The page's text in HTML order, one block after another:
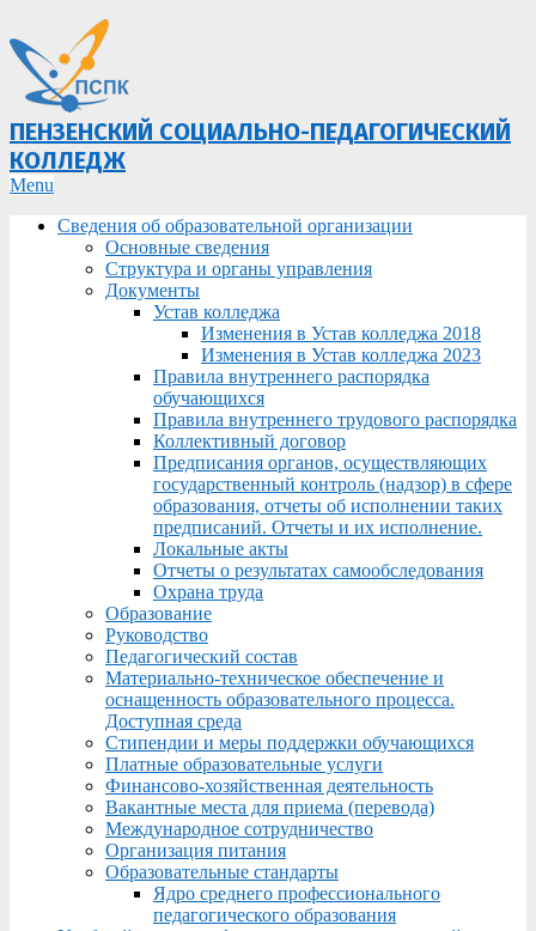
ПЕНЗЕНСКИЙ СОЦИАЛЬНО-ПЕДАГОГИЧЕСКИЙ
КОЛЛЕДЖ
Primary
Menu
Menu
Сведения об образовательной организации
Основные сведения
Структура и органы управления
Документы
Устав колледжа
Изменения в Устав колледжа 2018
Изменения в Устав колледжа 2023
Правила внутреннего распорядка
обучающихся
Правила внутреннего трудового распорядка
Коллективный договор
Предписания органов, осуществляющих
государственный контроль (надзор) в сфере
образования, отчеты об исполнении таких
предписаний. Отчеты и их исполнение.
Локальные акты
Отчеты о результатах самообследования
Охрана труда
Образование
Руководство
Педагогический состав
Материально-техническое обеспечение и
оснащенность образовательного процесса.
Доступная среда
Стипендии и меры поддержки обучающихся
Платные образовательные услуги
Финансово-хозяйственная деятельность
Вакантные места для приема (перевода)
Международное сотрудничество
Организация питания
Образовательные стандарты
Ядро среднего профессионального
педагогического образования